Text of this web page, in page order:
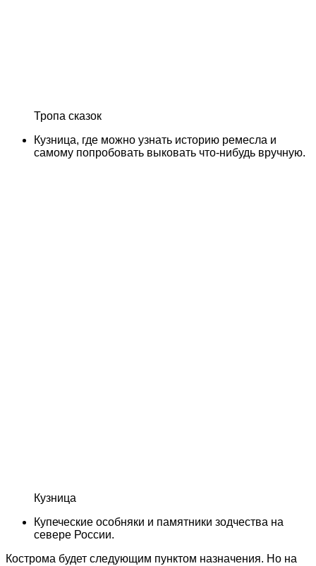
Тропа сказок
Кузница, где можно узнать историю ремесла и
самому попробовать выковать что-нибудь вручную.
Кузница
Купеческие особняки и памятники зодчества на
севере России.
Кострома будет следующим пунктом назначения. Но на